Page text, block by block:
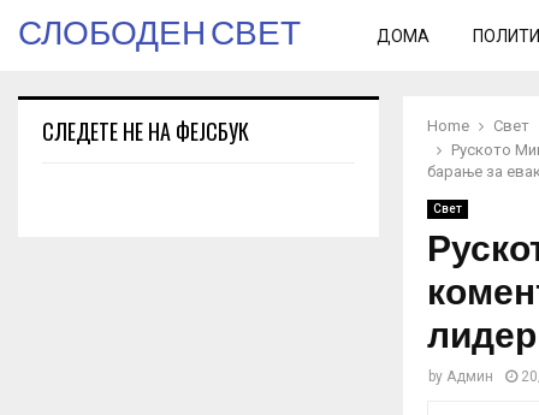
СЛОБОДЕН СВЕТ ДОМА
Home
Свет
Руското
барање за
Свет
by Админ
СЛЕДЕТЕ НЕ НА ФЕЈСБУК